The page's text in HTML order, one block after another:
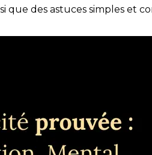
des astuces simples et